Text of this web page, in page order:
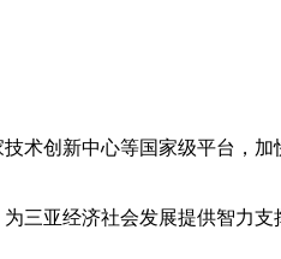
术创新中心等国家级平台，加
三亚经济社会发展提供智力支